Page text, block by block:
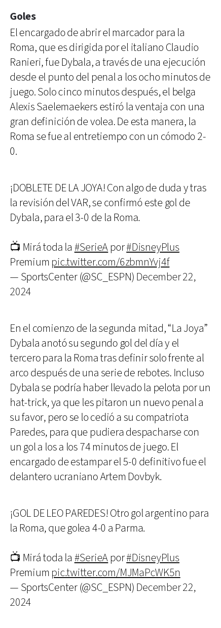
Goles
El encargado de abrir el marcador para la
Roma, que es dirigida por el italiano Claudio
Ranieri, fue Dybala, a través de una ejecución
desde el punto del penal a los ocho minutos de
juego. Solo cinco minutos después, el belga
Alexis Saelemaekers estiró la ventaja con una
gran definición de volea. De esta manera, la
Roma se fue al entretiempo con un cómodo 2-
0.
¡DOBLETE DE LA JOYA! Con algo de duda y tras
la revisión del VAR, se confirmó este gol de
Dybala, para el 3-0 de la Roma.
📺 Mirá toda la #SerieApor#DisneyPlus
Premium pic.twitter.com/6zbmnYvj4f
— SportsCenter (@SC_ESPN) December 22,
2024
En el comienzo de la segunda mitad, “La Joya”
Dybala anotó su segundo gol del día y el
tercero para la Roma tras definir solo frente al
arco después de una serie de rebotes. Incluso
Dybala se podría haber llevado la pelota por un
hat-trick, ya que les pitaron un nuevo penal a
su favor, pero se lo cedió a su compatriota
Paredes, para que pudiera despacharse con
un gol a los a los 74 minutos de juego. El
encargado de estampar el 5-0 definitivo fue el
delantero ucraniano Artem Dovbyk.
¡GOL DE LEO PAREDES! Otro gol argentino para
la Roma, que golea 4-0 a Parma.
📺 Mirá toda la #SerieApor#DisneyPlus
Premium pic.twitter.com/MJMaPcWK5n
— SportsCenter (@SC_ESPN) December 22,
2024